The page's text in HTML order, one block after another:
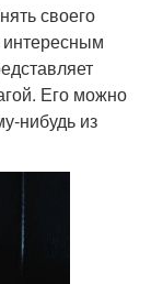
своего
Его можно
нибудь из